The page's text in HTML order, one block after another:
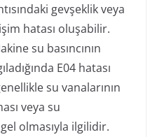
gevşeklik veya
hatası oluşabilir.
su basıncının
E04 hatası
su vanalarının
veya su
olmasıyla ilgilidir.